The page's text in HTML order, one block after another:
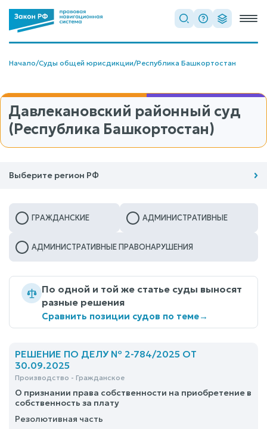
Начало/Суды общей юрисдикции/Республика Башкортостан
Давлекановский районный суд
(Республика Башкортостан)
Выберите регион РФ
ГРАЖДАНСКИЕ АДМИНИСТРАТИВНЫЕ
АДМИНИСТРАТИВНЫЕ ПРАВОНАРУШЕНИЯ
По одной и той же статье суды выносят
разные решения
Сравнить позиции судов по теме→
РЕШЕНИЕ ПО ДЕЛУ № 2-784/2025 ОТ
30.09.2025
Производство - Гражданское
О признании права собственности на приобретение в
собственность за плату
Резолютивная часть